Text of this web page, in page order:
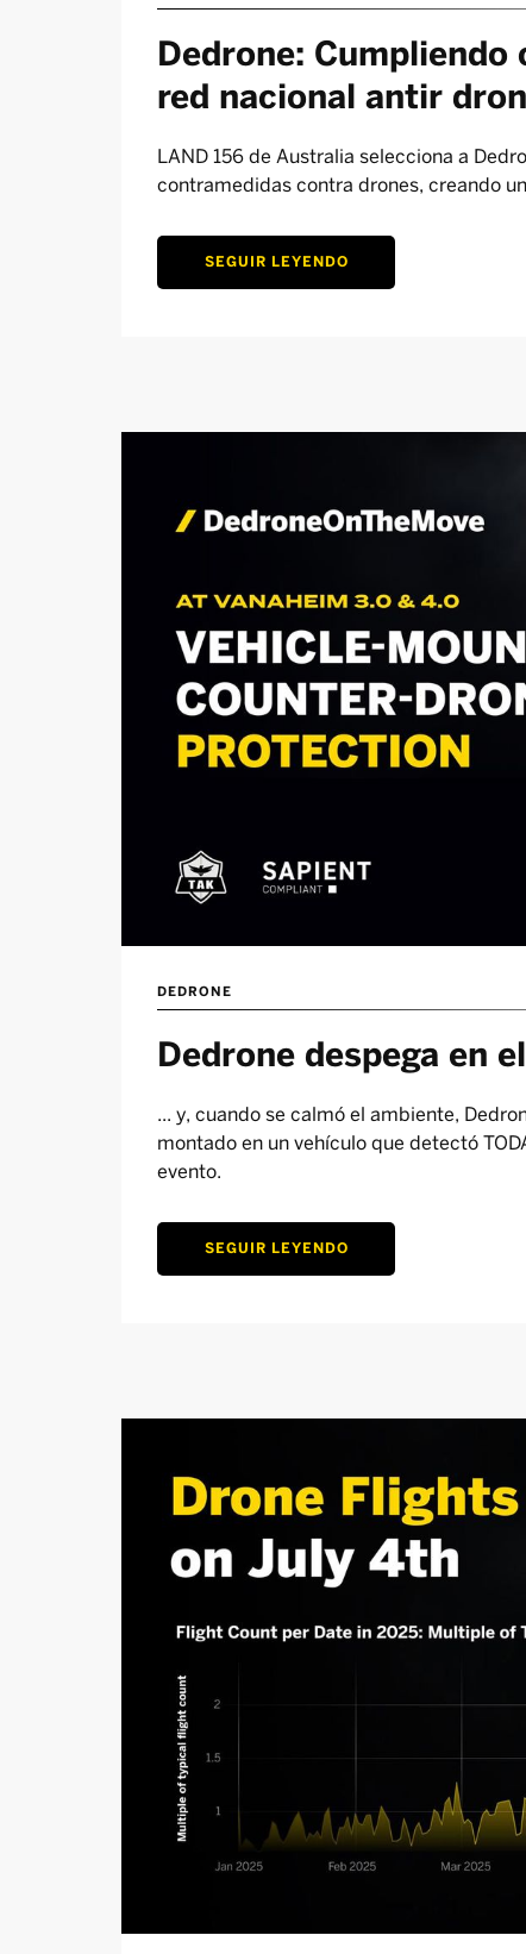
Dedrone: Cumpliendo
red nacional antir
LAND 156 de Australia selecciona a
contramedidas contra drones, creando
SEGUIR LEYENDO
DEDRONE
Dedrone despega en
... y, cuando se calmó el ambiente,
montado en un vehículo que detectó
evento.
SEGUIR LEYENDO